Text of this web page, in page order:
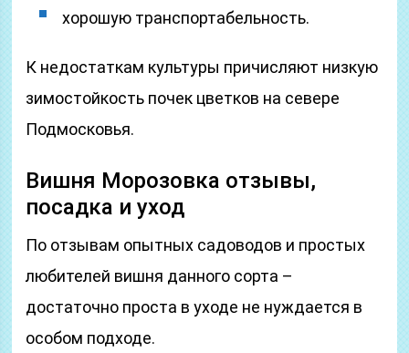
хорошую транспортабельность.
К недостаткам культуры причисляют низкую
зимостойкость почек цветков на севере
Подмосковья.
Вишня Морозовка отзывы,
посадка и уход
По отзывам опытных садоводов и простых
любителей вишня данного сорта –
достаточно проста в уходе не нуждается в
особом подходе.